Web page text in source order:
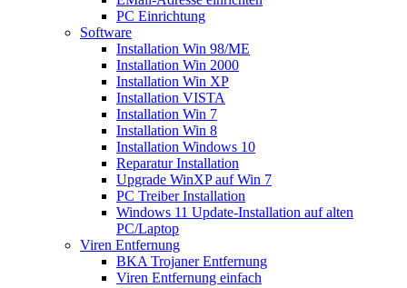
PC Einrichtung
Software
Installation Win 98/ME
Installation Win 2000
Installation Win XP
Installation VISTA
Installation Win 7
Installation Win 8
Installation Windows 10
Reparatur Installation
Upgrade WinXP auf Win 7
PC Treiber Installation
Windows 11 Update-Installation auf alten
PC/Laptop
Viren Entfernung
BKA Trojaner Entfernung
Viren Entfernung einfach